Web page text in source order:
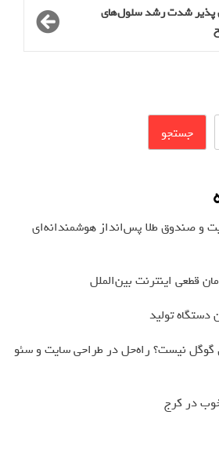
پذیر شدت رشد سلول‌های
جستجو
و صندوق طلا پس‌انداز هوشمندانه‌ای
قطعی اینترنت بین‌الملل
دستگاه تولید
نیست؟ راه‌حل در طراحی سایت و سئو
در کرج